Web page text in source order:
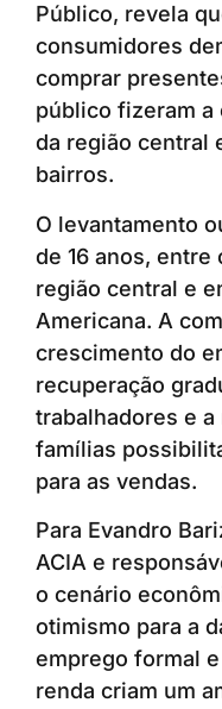
Público, revela
consumidores
comprar
público fizeram a
da região central
bairros.
O levantamento
de 16 anos, entre
região central e
Americana. A
crescimento do
recuperação
trabalhadores e
famílias
para as vendas.
Para Evandro
ACIA e
o cenário
otimismo para a
emprego formal
renda criam um